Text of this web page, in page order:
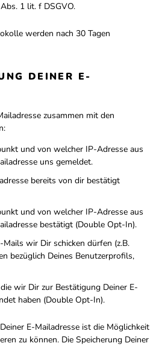
1 lit. f DSGVO.
werden nach 30 Tagen
DEINER E-
zusammen mit den
und von welcher IP-Adresse aus
uns gemeldet.
bereits von dir bestätigt
und von welcher IP-Adresse aus
bestätigt (Double Opt-In).
wir Dir schicken dürfen (z.B.
bezüglich Deines Benutzerprofils,
wir Dir zur Bestätigung Deiner E-
haben (Double Opt-In).
E-Mailadresse ist die Möglichkeit
zu können. Die Speicherung Deiner